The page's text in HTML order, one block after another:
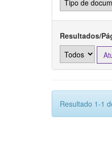
Resultados/
Resultado 1-1